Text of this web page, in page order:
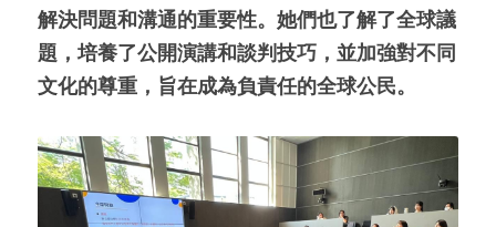
解決問題和溝通的重要性。她們也了解了全球議
題，培養了公開演講和談判技巧，並加強對不同
文化的尊重，旨在成為負責任的全球公民。